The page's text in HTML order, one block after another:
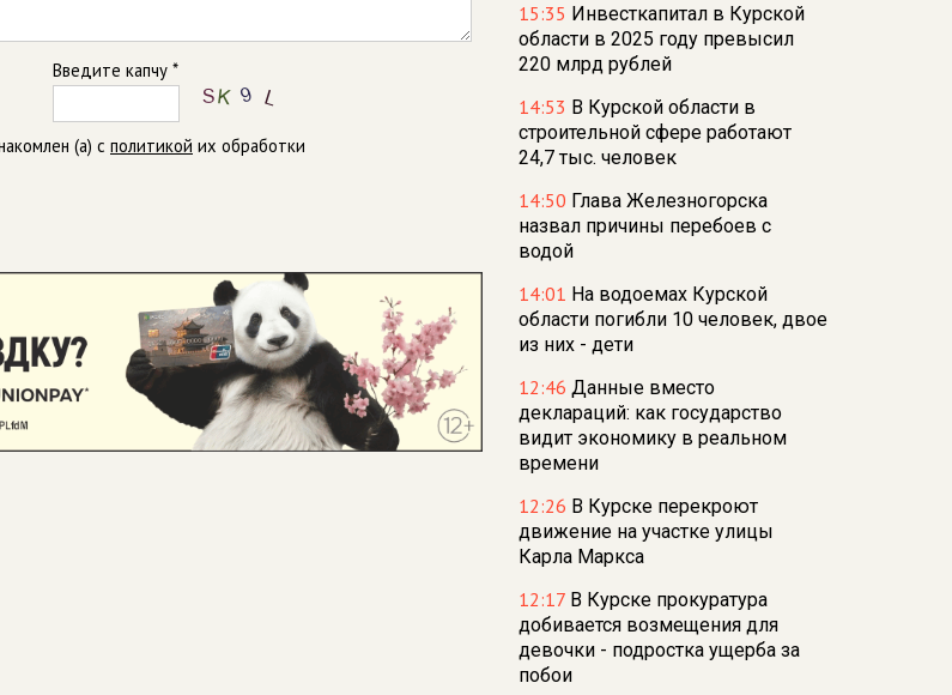
Введите капчу *
(а) с политикой их обработки
15:35 Инвесткапитал в Курской
области в 2025 году превысил
220 млрд рублей
14:53 В Курской области в
строительной сфере работают
24,7 тыс. человек
14:50 Глава Железногорска
назвал причины перебоев с
водой
14:01 На водоемах Курской
области погибли 10 человек, двое
из них - дети
12:46 Данные вместо
деклараций: как государство
видит экономику в реальном
времени
12:26 В Курске перекроют
движение на участке улицы
Карла Маркса
12:17 В Курске прокуратура
добивается возмещения для
девочки - подростка ущерба за
побои